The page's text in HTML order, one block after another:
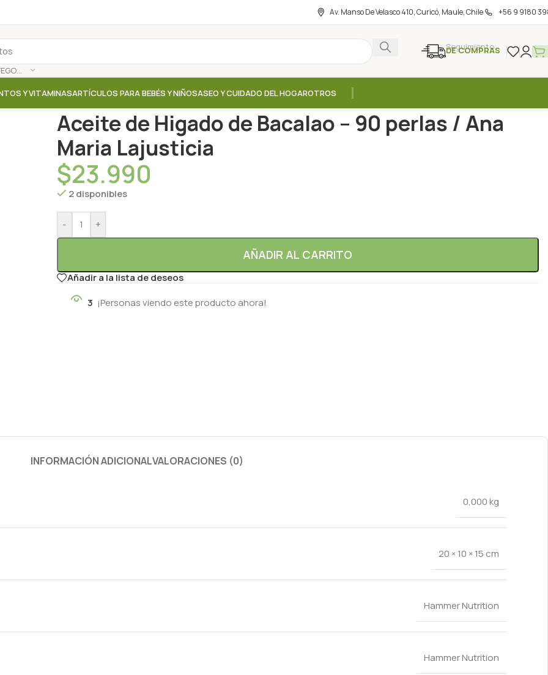
Av. Manso De Velasco 410, Curicó, Maule, Chile +56 9 9180
SELECCIONAR CATEGORÍA
Seguimiento
DE COMPRAS
Y VITAMINASARTÍCULOS PARA BEBÉS Y NIÑOSASEO Y CUIDADO DEL HOGAROTROS
Aceite de Higado de Bacalao – 90 perlas / Ana
Maria Lajusticia
$23.990
2 disponibles
- +
AÑADIR AL CARRITO
Añadir a la lista de deseos
3 ¡Personas viendo este producto ahora!
INFORMACIÓN ADICIONALVALORACIONES (0)
0,000 kg
20 × 10 × 15 cm
Hammer Nutrition
Hammer Nutrition